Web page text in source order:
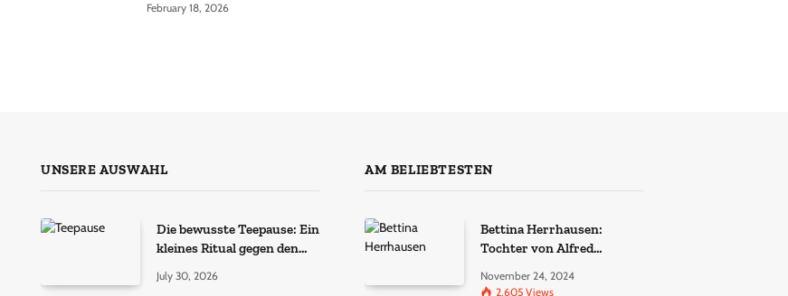
February 18, 2026
UNSERE AUSWAHL
Die bewusste Teepause: Ein
kleines Ritual gegen den
July 30, 2026
AM BELIEBTESTEN
Bettina Herrhausen:
Tochter von Alfred
Schatten der Geschichte
November 24, 2024
2,605 Views